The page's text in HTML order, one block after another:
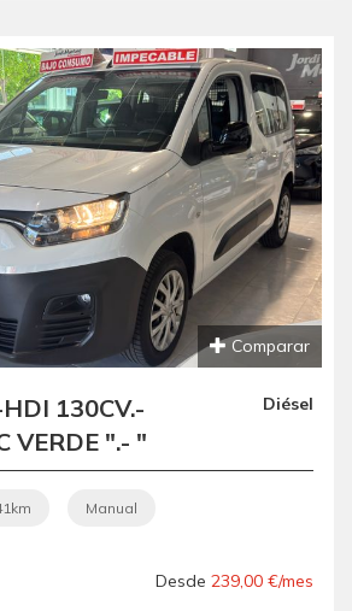
Comparar
130CV.-
VERDE ".- "
".- "
Diésel
Manual
Desde 239,00 €/mes